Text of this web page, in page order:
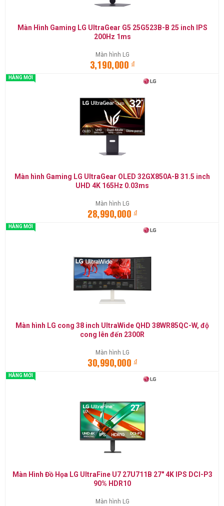
Màn Hình Gaming LG UltraGear G5 25G523B-B 25 inch IPS
200Hz 1ms
Màn hình LG
3,190,000đ
HÀNG MỚI
Màn hình Gaming LG UltraGear OLED 32GX850A-B 31.5 inch
UHD 4K 165Hz 0.03ms
Màn hình LG
28,990,000đ
HÀNG MỚI
Màn hình LG cong 38 inch UltraWide QHD 38WR85QC-W, độ
cong lên đến 2300R
Màn hình LG
30,990,000đ
HÀNG MỚI
Màn Hình Đồ Họa LG UltraFine U7 27U711B 27" 4K IPS DCI-P3
90% HDR10
Màn hình LG